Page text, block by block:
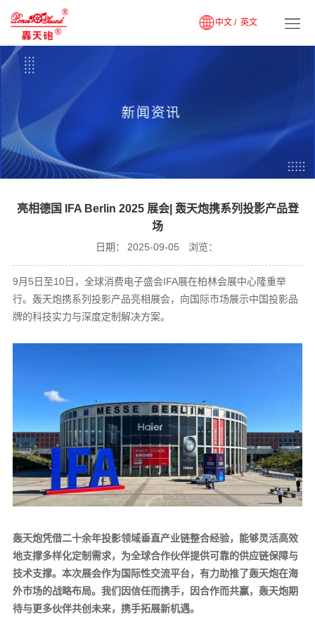
英文
中文 /
亮相德国 IFA Berlin 2025 展会| 轰天炮携系列投影产品登
场
日期： 2025-09-05 浏览：
9月5日至10日，全球消费电子盛会IFA展在柏林会展中心隆重举
行。轰天炮携系列投影产品亮相展会，向国际市场展示中国投影品
牌的科技实力与深度定制解决方案。
轰天炮凭借二十余年投影领域垂直产业链整合经验，能够灵活高效
地支撑多样化定制需求，为全球合作伙伴提供可靠的供应链保障与
技术支撑。本次展会作为国际性交流平台，有力助推了轰天炮在海
外市场的战略布局。 我们因信任而携手，因合作而共赢，轰天炮期
待与更多伙伴共创未来，携手拓展新机遇。